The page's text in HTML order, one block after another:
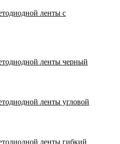
ленты с
ленты черный
ленты угловой
ленты гибкий